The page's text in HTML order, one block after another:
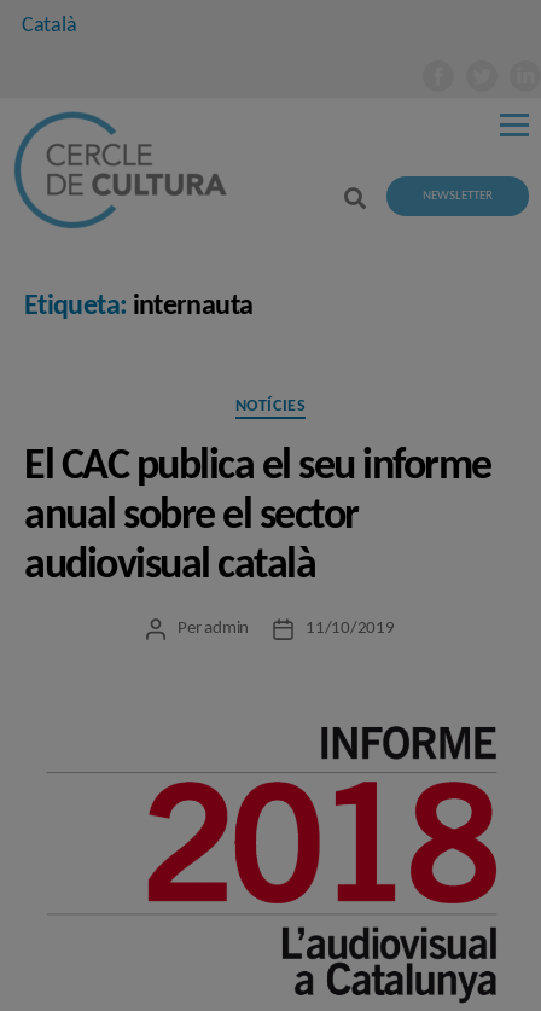
Català
NEWSLETTER
Etiqueta: internauta
Categories
NOTÍCIES
El CAC publica el seu informe
anual sobre el sector
audiovisual català
Autor
Per admin
Data11/10/2019